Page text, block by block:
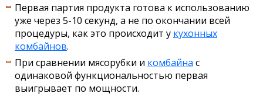
Первая партия продукта готова к использованию
уже через 5-10 секунд, а не по окончании всей
процедуры, как это происходит у кухонных
комбайнов.
При сравнении мясорубки и комбайна с
одинаковой функциональностью первая
выигрывает по мощности.